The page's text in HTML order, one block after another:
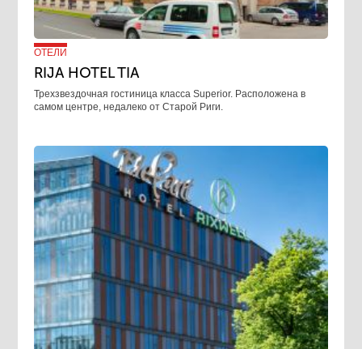
ОТЕЛИ
RIJA HOTEL TIA
Трехзвездочная гостиница класса Superior. Расположена в
самом центре, недалеко от Старой Риги.